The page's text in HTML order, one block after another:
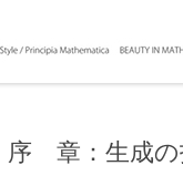
章：生成の